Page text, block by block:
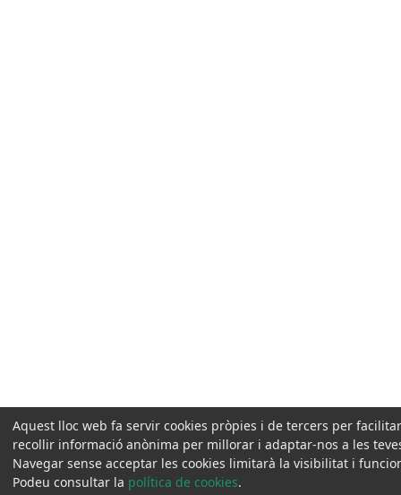
Aquest lloc web fa servir cookies pròpies i de tercers per
recollir informació anònima per millorar i adaptar-nos a les
Navegar sense acceptar les cookies limitarà la visibilitat i
Podeu consultar la política de cookies.